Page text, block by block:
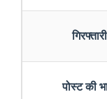
गिरफ्तारी
पोस्ट की